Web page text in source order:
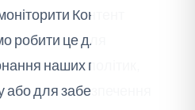
Контент
робити це для
наших політик,
для забезпечення